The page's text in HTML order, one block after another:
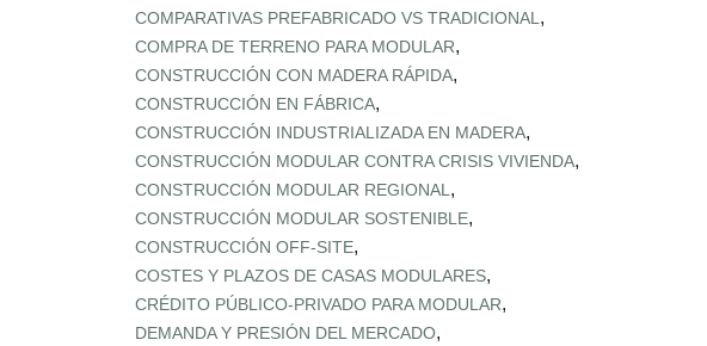
COMPARATIVAS PREFABRICADO VS TRADICIONAL ,
COMPRA DE TERRENO PARA MODULAR,
CONSTRUCCIÓN CON MADERA RÁPIDA,
CONSTRUCCIÓN EN FÁBRICA,
CONSTRUCCIÓN INDUSTRIALIZADA EN MADERA,
CONSTRUCCIÓN MODULAR CONTRA CRISIS VIVIENDA,
CONSTRUCCIÓN MODULAR REGIONAL ,
CONSTRUCCIÓN MODULAR SOSTENIBLE,
CONSTRUCCIÓN OFF‑SITE,
COSTES Y PLAZOS DE CASAS MODULARES,
CRÉDITO PÚBLICO‑PRIVADO PARA MODULAR,
DEMANDA Y PRESIÓN DEL MERCADO,